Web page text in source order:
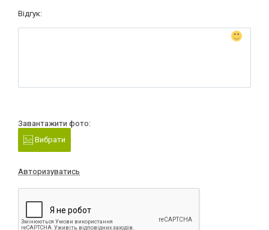
Відгук:
Завантажити фото:
Вибрати
Авторизуватись